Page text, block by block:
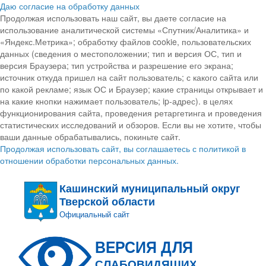
Даю согласие на обработку данных
Продолжая использовать наш сайт, вы даете согласие на
использование аналитической системы «Спутник/Аналитика» и
«Яндекс.Метрика»; обработку файлов cookie, пользовательских
данных (сведения о местоположении; тип и версия ОС, тип и
версия Браузера; тип устройства и разрешение его экрана;
источник откуда пришел на сайт пользователь; с какого сайта или
по какой рекламе; язык ОС и Браузер; какие страницы открывает и
на какие кнопки нажимает пользователь; ip-адрес). в целях
функционирования сайта, проведения ретаргетинга и проведения
статистических исследований и обзоров. Если вы не хотите, чтобы
ваши данные обрабатывались, покиньте сайт.
Продолжая использовать сайт, вы соглашаетесь с политикой в
отношении обработки персональных данных.